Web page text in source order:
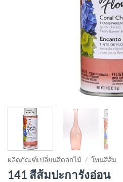
ผลิตภัณฑ์เปลี่ยนสีดอกไม้ / โทนสีส้ม
141 สีส้มปะการังอ่อน